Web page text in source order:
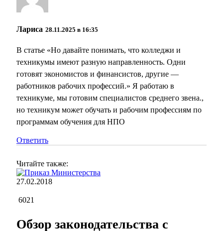
Лариса 28.11.2025 в 16:35
В статье «Но давайте понимать, что колледжи и
техникумы имеют разную направленность. Одни
готовят экономистов и финансистов, другие —
работников рабочих профессий.» Я работаю в
техникуме, мы готовим специалистов среднего звена.,
но техникум может обучать и рабочим профессиям по
программам обучения для НПО
Ответить
Читайте также:
27.02.2018
6021
Обзор законодательства с